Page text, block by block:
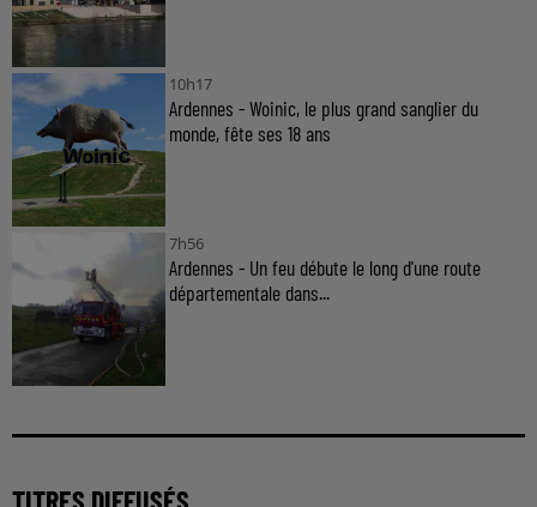
10h17
Ardennes - Woinic, le plus grand sanglier du
monde, fête ses 18 ans
7h56
Ardennes - Un feu débute le long d'une route
départementale dans...